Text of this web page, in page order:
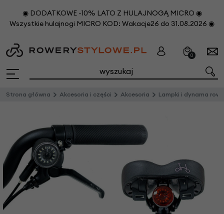
◉ DODATKOWE -10% LATO Z HULAJNOGĄ MICRO ◉
Wszystkie hulajnogi MICRO KOD: Wakacje26 do 31.08.2026 ◉
0
Strona główna Akcesoria i części Akcesoria Lampki i dynama